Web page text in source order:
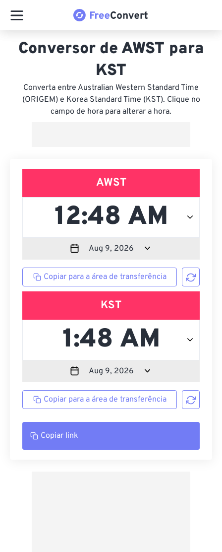
Conversor de AWST para
KST
Converta entre Australian Western Standard Time
(ORIGEM) e Korea Standard Time (KST). Clique no
campo de hora para alterar a hora.
AWST
Copiar para a área de transferência
KST
Copiar para a área de transferência
Copiar link